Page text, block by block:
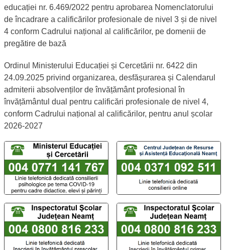
educației nr. 6.469/2022 pentru aprobarea Nomenclatorului
de încadrare a calificărilor profesionale de nivel 3 și de nivel
4 conform Cadrului național al calificărilor, pe domenii de
pregătire de bază
Ordinul Ministerului Educației și Cercetării nr. 6422 din
24.09.2025 privind organizarea, desfășurarea și Calendarul
admiterii absolvenților de învățământ profesional în
învățământul dual pentru calificări profesionale de nivel 4,
conform Cadrului național al calificărilor, pentru anul școlar
2026-2027
Linii telefonice dedicate TelVerde
Număr TelVerde al Ministerului Educației și Cercetării -
Număr TelVerde al
Număr TelVerde al Inspectoratului Școlar Județean
Număr TelVerde al